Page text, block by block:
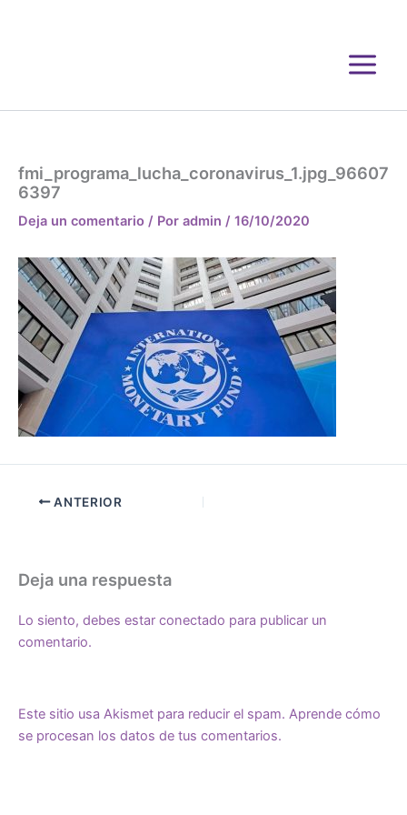
fmi_programa_lucha_coronavirus_1.jpg_96607
6397
Deja un comentario / Por admin / 16/10/2020
ANTERIOR
Deja una respuesta
Lo siento, debes estar conectado para publicar un
comentario.
Este sitio usa Akismet para reducir el spam. Aprende cómo
se procesan los datos de tus comentarios.